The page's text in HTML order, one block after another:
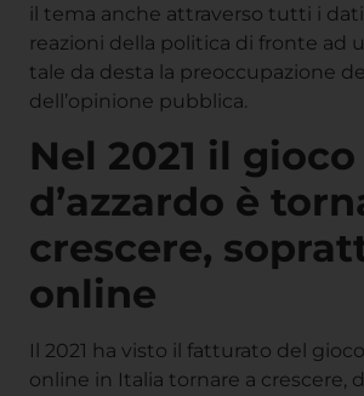
il tema anche attraverso tutti i dati
reazioni della politica di fronte ad
tale da desta la preoccupazione
dell’opinione pubblica.
Nel 2021 il gioco
d’azzardo è
crescere,
online
Il 2021 ha visto il fatturato del gioco
online in Italia tornare a crescere,